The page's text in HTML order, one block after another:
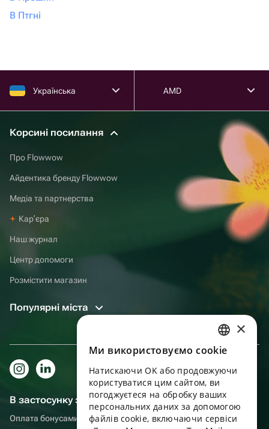
В Птгні
Українська AMD
Корсині посилання
Про Flowwow
Айдентика бренду Flowwow
Медіа та партнерства
Карʼєра
Наш журнал
Центр допомоги
Розмістити магазин
Популярні міста
В застосунку зручніше!
Оплата бонусами, самовивіз, зручний чат підтримки
RUSSIAN
ENGLISH
UKRAINIAN
PORTUGUESE
×
Ми використовуємо cookie
Натискаючи OK або продовжуючи
користуватися цим сайтом, ви
погоджуєтеся на обробку ваших
персональних даних за допомогою
файлів cookie, включаючи сервіси